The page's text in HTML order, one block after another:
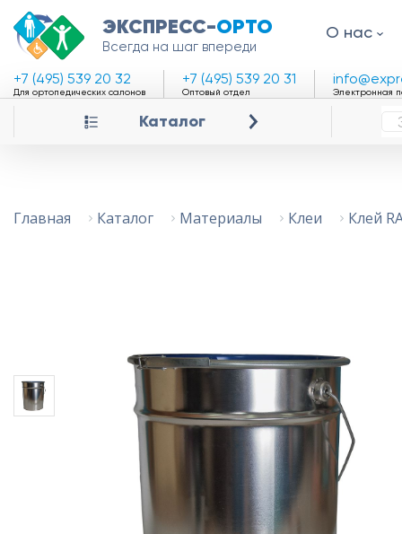
ЭКСПРЕСС-ОРТО
Всегда на шаг впереди
О нас
+7 (495) 539 20 32
Для ортопедических салонов
+7 (495) 539 20 31
Оптовый отдел Электронная
Каталог
Главная Каталог Материалы Клеи Клей